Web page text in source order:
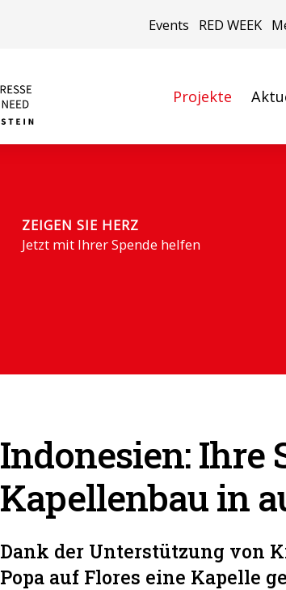
Events RED WEEK
Projekte
ZEIGEN SIE HERZ
Jetzt mit Ihrer Spende helfen
Indonesien: Ihre
Kapellenbau in
Dank der Unterstützung von
Popa auf Flores eine Kapelle